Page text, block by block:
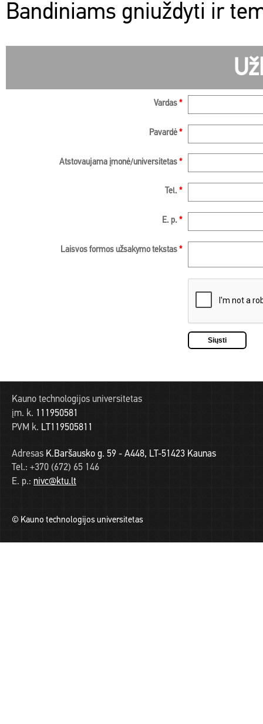
Bandiniams gniuždyti ir
Vardas *
Pavardė *
Atstovaujama įmonė/universitetas *
Tel. *
E. p. *
Laisvos formos užsakymo tekstas *
Kauno technologijos universitetas
įm. k. 111950581
PVM k. LT119505811
Adresas K.Baršausko g. 59 - A448, LT-51423 Kaunas
Tel.: +370 (672) 65 146
E. p.: nivc@ktu.lt
© Kauno technologijos universitetas